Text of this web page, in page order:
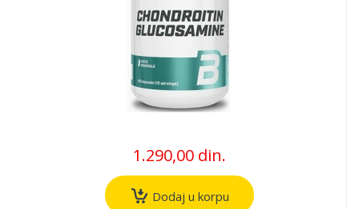
1.290,00 din.
Dodaj u korpu